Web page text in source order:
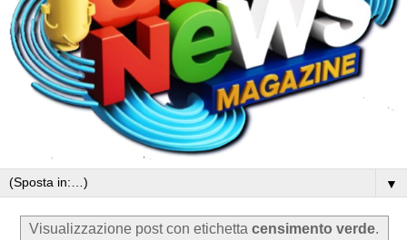
▼
Visualizzazione post con etichetta censimento verde.